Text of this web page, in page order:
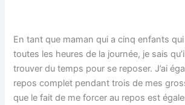
En tant que maman qui a cinq enfants
toutes les heures de la journée, je sais
trouver du temps pour se reposer. J’ai
repos complet pendant trois de mes
que le fait de me forcer au repos est